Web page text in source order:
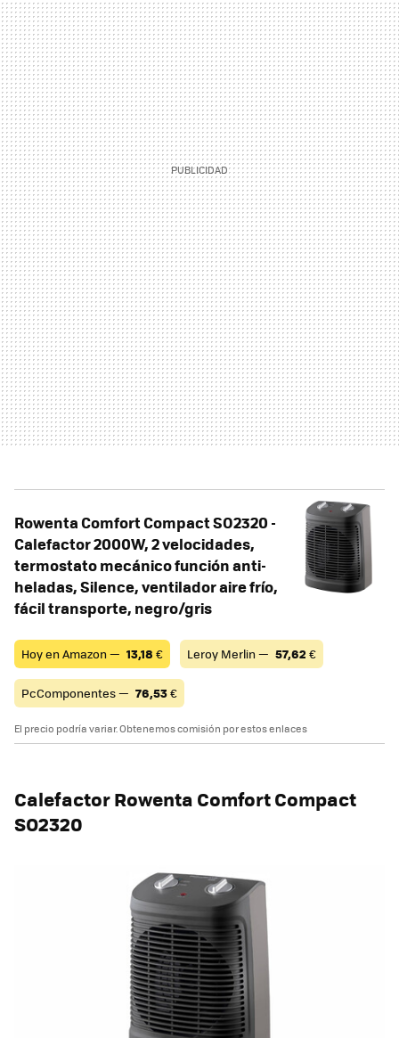
Rowenta Comfort Compact SO2320 -
Calefactor 2000W, 2 velocidades,
termostato mecánico función anti-
heladas, Silence, ventilador aire frío,
fácil transporte, negro/gris
Hoy en Amazon — 13,18 € Leroy Merlin — 57,62 €
PcComponentes — 76,53€
El precio podría variar. Obtenemos comisión por estos enlaces
CalefactorRowenta Comfort Compact
SO2320